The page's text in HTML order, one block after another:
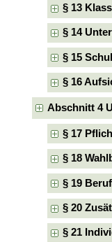
§ 13
§ 14
§ 15
§ 16
Abschnitt 4
§ 17
§ 18
§ 19
§ 20
§ 21